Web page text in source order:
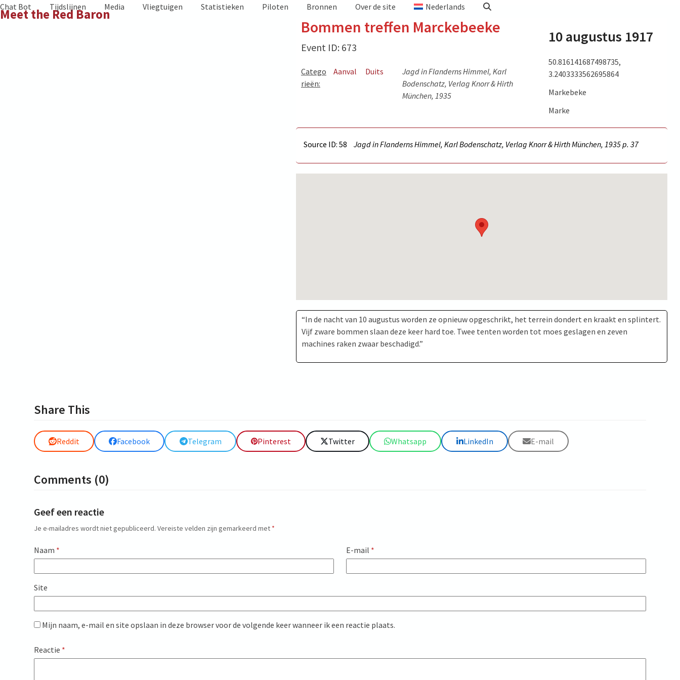
Skip
to
Meet the Red Baron
Chat Bot Tijdslijnen Media Vliegtuigen Statistieken Piloten Bronnen Over de site Nederlands
Bommen treffen Marckebeeke
Event ID: 673
Catego
rieën:
Aanval Duits
Jagd in Flanderns Himmel, Karl
Bodenschatz, Verlag Knorr & Hirth
München, 1935
10 augustus 1917
50.816141687498735,
3.2403333562695864
Markebeke
Marke
Source ID: 58 Jagd in Flanderns Himmel, Karl Bodenschatz, Verlag Knorr & Hirth München, 1935 p. 37
“In de nacht van 10 augustus worden ze opnieuw opgeschrikt, het terrein dondert en kraakt en splintert.
Vijf zware bommen slaan deze keer hard toe. Twee tenten worden tot moes geslagen en zeven
machines raken zwaar beschadigd.”
Share This
Reddit Facebook Telegram Pinterest Twitter Whatsapp LinkedIn E-mail
Comments (0)
Geef een reactie
Je e-mailadres wordt niet gepubliceerd. Vereiste velden zijn gemarkeerd met *
Naam * E-mail *
Site
Mijn naam, e-mail en site opslaan in deze browser voor de volgende keer wanneer ik een reactie plaats.
Reactie *